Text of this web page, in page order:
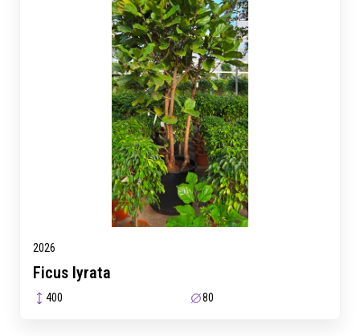
2026
Ficus lyrata
400 80